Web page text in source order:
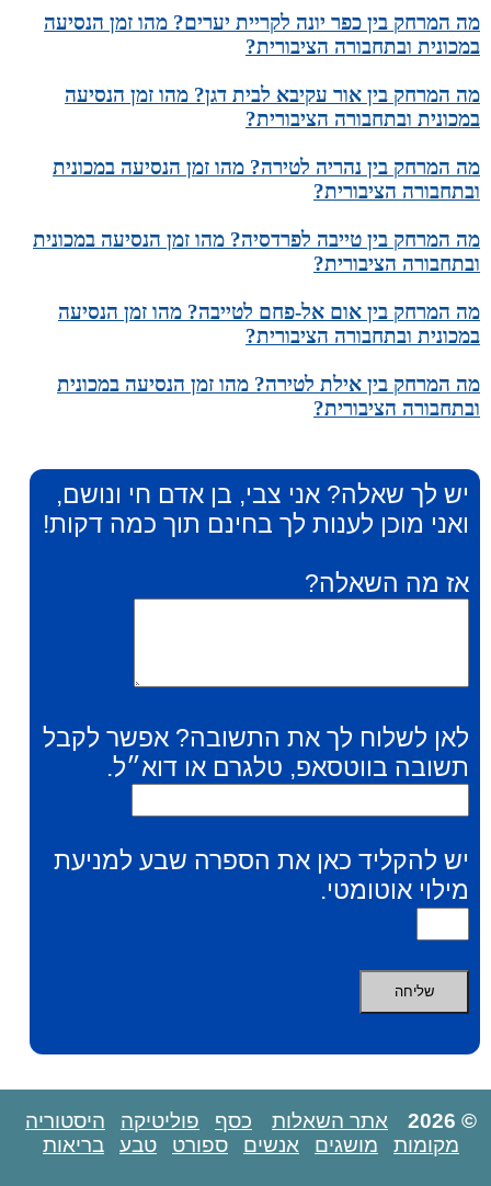
מה המרחק בין כפר יונה לקריית יערים? מהו זמן הנסיעה
במכונית ובתחבורה הציבורית?
מה המרחק בין אור עקיבא לבית דגן? מהו זמן הנסיעה
במכונית ובתחבורה הציבורית?
מה המרחק בין נהריה לטירה? מהו זמן הנסיעה במכונית
ובתחבורה הציבורית?
מה המרחק בין טייבה לפרדסיה? מהו זמן הנסיעה במכונית
ובתחבורה הציבורית?
מה המרחק בין אום אל-פחם לטייבה? מהו זמן הנסיעה
במכונית ובתחבורה הציבורית?
מה המרחק בין אילת לטירה? מהו זמן הנסיעה במכונית
ובתחבורה הציבורית?
יש לך שאלה? אני צבי, בן אדם חי ונושם,
ואני מוכן לענות לך בחינם תוך כמה דקות!
אז מה השאלה?
לאן לשלוח לך את התשובה? אפשר לקבל
תשובה בווטסאפ, טלגרם או דוא״ל.
יש להקליד כאן את הספרה שבע למניעת
מילוי אוטומטי.
© 2026 אתר השאלות כסף פוליטיקה
היסטוריה
מקומות
מושגים אנשים ספורט טבע בריאות